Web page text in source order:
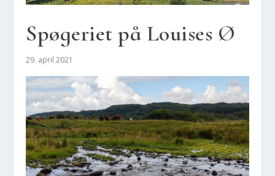
Spø­ge­ri­et på Lou­i­ses Ø
29. april 2021